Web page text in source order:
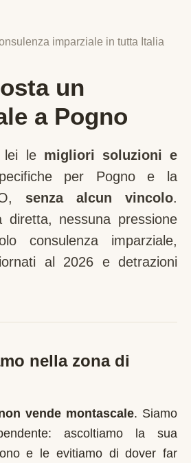
imparziale in tutta Italia
un
a Pogno
lei le migliori soluzioni e
per Pognoe la
, senza alcun vincolo.
diretta, nessuna pressione
consulenza imparziale,
al 2026 e detrazioni
nella zona di
vende montascale. Siamo
ascoltiamo la sua
e le evitiamo di dover far